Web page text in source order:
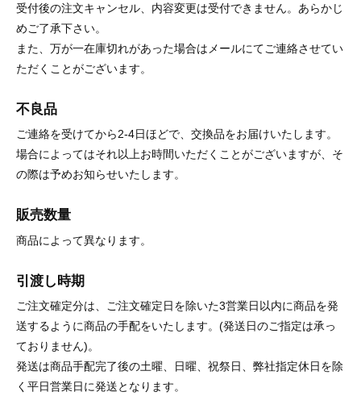
受付後の注文キャンセル、内容変更は受付できません。あらかじ
めご了承下さい。
また、万が一在庫切れがあった場合はメールにてご連絡させてい
ただくことがございます。
不良品
ご連絡を受けてから2-4日ほどで、交換品をお届けいたします。
場合によってはそれ以上お時間いただくことがございますが、そ
の際は予めお知らせいたします。
販売数量
商品によって異なります。
引渡し時期
ご注文確定分は、ご注文確定日を除いた3営業日以内に商品を発
送するように商品の手配をいたします。(発送日のご指定は承っ
ておりません)。
発送は商品手配完了後の土曜、日曜、祝祭日、弊社指定休日を除
く平日営業日に発送となります。